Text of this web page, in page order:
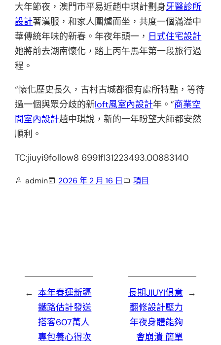
大年節夜，澳門市平易近趙中琪計劃身牙醫診所
設計著漢服，和家人圍爐而坐，共度一個滿溢中
華傳統年味的新春。年夜年頭一， 日式住宅設計
她將前去湖南懷化，踏上丙午馬年第一段旅行過
程。
“懷化歷史長久，古村古城都很有處所特點，等待
過一個與眾分歧的新loft風室內設計年。”商業空
間室內設計趙中琪說，新的一年盼望大師都安然
順利。
TC:jiuyi9follow8 6991f131223493.00883140
admin 2026 年 2 月 16 日 項目
← 本年春運新疆
鐵路估計發送
搭客607萬人
專包養心得次
→
長期JIUYI俱意
翻修設計壓力
年夜身體能夠
會崩潰 簡單